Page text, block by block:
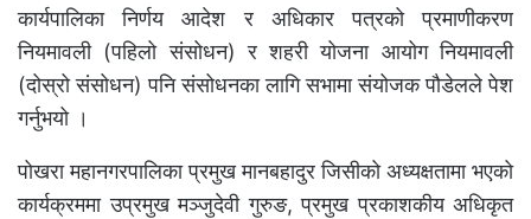
कार्यपालिका निर्णय आदेश र अधिकार पत्रको प्रमाणीकरण
नियमावली (पहिलो संसोधन) र शहरी योजना आयोग नियमावली
(दोस्रो संसोधन) पनि संसोधनका लागि सभामा संयोजक पौडेलले पेश
गर्नुभयो ।
पोखरा महानगरपालिका प्रमुख मानबहादुर जिसीको अध्यक्षतामा भएको
कार्यक्रममा उप्रमुख मञ्जुदेवी गुरुङ, प्रमुख प्रकाशकीय अधिकृत